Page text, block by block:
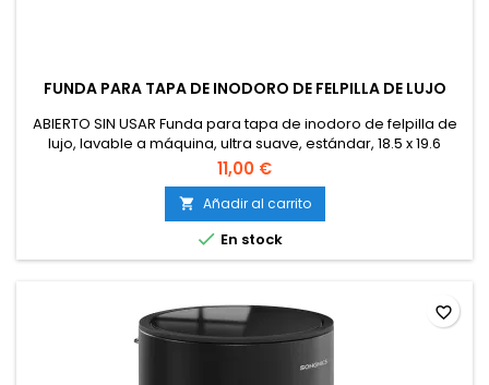
FUNDA PARA TAPA DE INODORO DE FELPILLA DE LUJO
ABIERTO SIN USAR Funda para tapa de inodoro de felpilla de
lujo, lavable a máquina, ultra suave, estándar, 18.5 x 19.6
pulgadas, color blanco
11,00 €
 Añadir al carrito
 En stock
favorite_border